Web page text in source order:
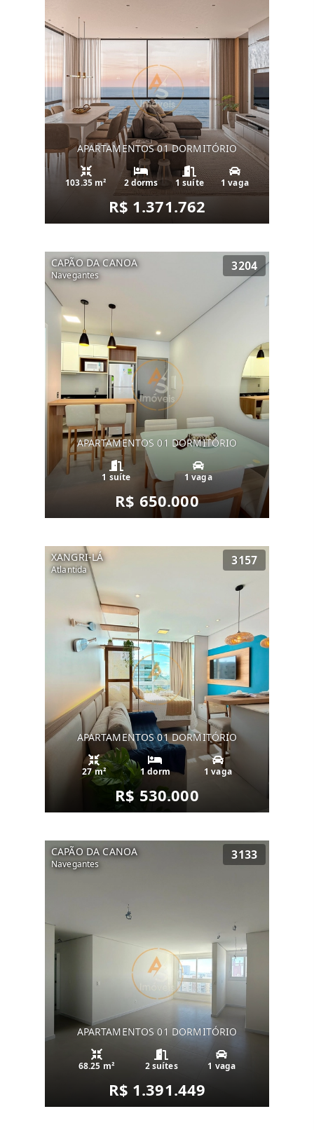
APARTAMENTOS 01 DORMITÓRIO
103.35 m² 2 dorms 1 suíte 1 vaga
R$ 1.371.762
CAPÃO DA CANOA
Navegantes
3204
APARTAMENTOS 01 DORMITÓRIO
1 suíte 1 vaga
R$ 650.000
XANGRI-LÁ
Atlantida
3157
APARTAMENTOS 01 DORMITÓRIO
27 m² 1 dorm 1 vaga
R$ 530.000
CAPÃO DA CANOA
Navegantes
3133
APARTAMENTOS 01 DORMITÓRIO
68.25 m² 2 suítes 1 vaga
R$ 1.391.449